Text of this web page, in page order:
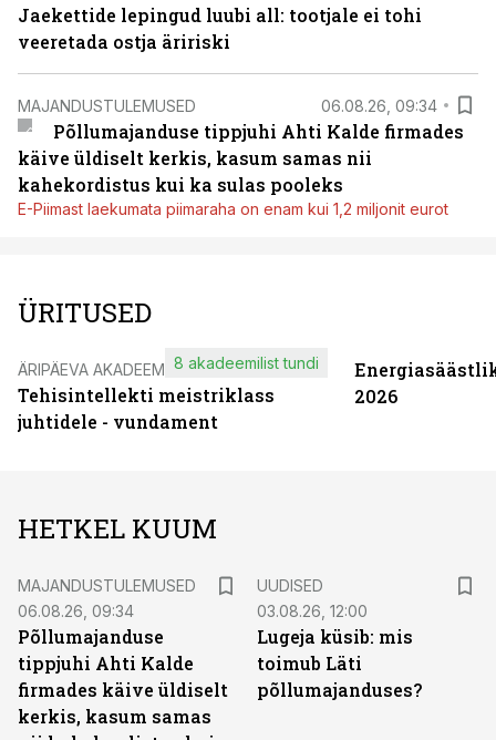
Jaekettide lepingud luubi all: tootjale ei tohi
veeretada ostja äririski
MAJANDUSTULEMUSED 06.08.26, 09:34
Põllumajanduse tippjuhi Ahti Kalde firmades
käive üldiselt kerkis, kasum samas nii
kahekordistus kui ka sulas pooleks
E-Piimast laekumata piimaraha on enam kui 1,2 miljonit eurot
ÜRITUSED
ÄRIPÄEVA AKADEEMIA
Tehisintellekti meistriklass
juhtidele - vundament
8 akadeemilist tundi
2026
HETKEL KUUM
MAJANDUSTULEMUSED
06.08.26, 09:34
Põllumajanduse
tippjuhi Ahti Kalde
firmades käive üldiselt
kerkis, kasum samas
UUDISED
03.08.26, 12:00
Lugeja küsib: mis
toimub Läti
põllumajanduses?